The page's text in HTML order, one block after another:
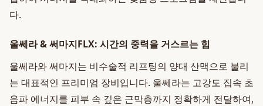
다.
울쎄라 & 써마지FLX: 시간의 중력을 거스르는 힘
울쎄라와 써마지는 비수술적 리프팅의 양대 산맥으로 불리
는 대표적인 프리미엄 장비입니다. 울쎄라는 고강도 집속 초
음파 에너지를 피부 속 깊은 근막층까지 정확하게 전달하여,